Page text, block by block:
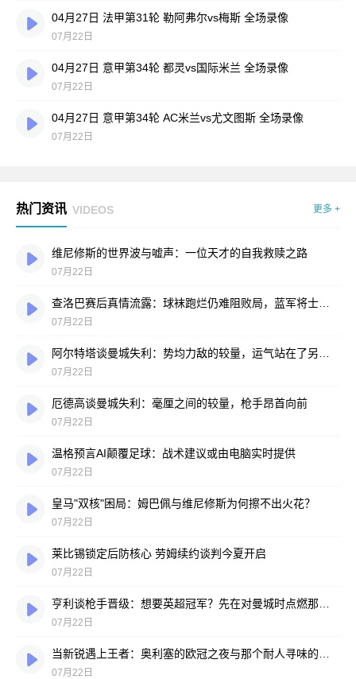
04月27日 法甲第31轮 勒阿弗尔vs梅斯 全场录像
07月22日
04月27日 意甲第34轮 都灵vs国际米兰 全场录像
07月22日
04月27日 意甲第34轮 AC米兰vs尤文图斯 全场录像
07月22日
热门资讯 VIDEOS 更多 +
维尼修斯的世界波与嘘声：一位天才的自我救赎之路
07月22日
07月22日
07月22日
厄德高谈曼城失利：毫厘之间的较量，枪手昂首向前
07月22日
温格预言AI颠覆足球：战术建议或由电脑实时提供
07月22日
皇马"双核"困局：姆巴佩与维尼修斯为何擦不出火花？
07月22日
莱比锡锁定后防核心 劳姆续约谈判今夏开启
07月22日
07月22日
07月22日